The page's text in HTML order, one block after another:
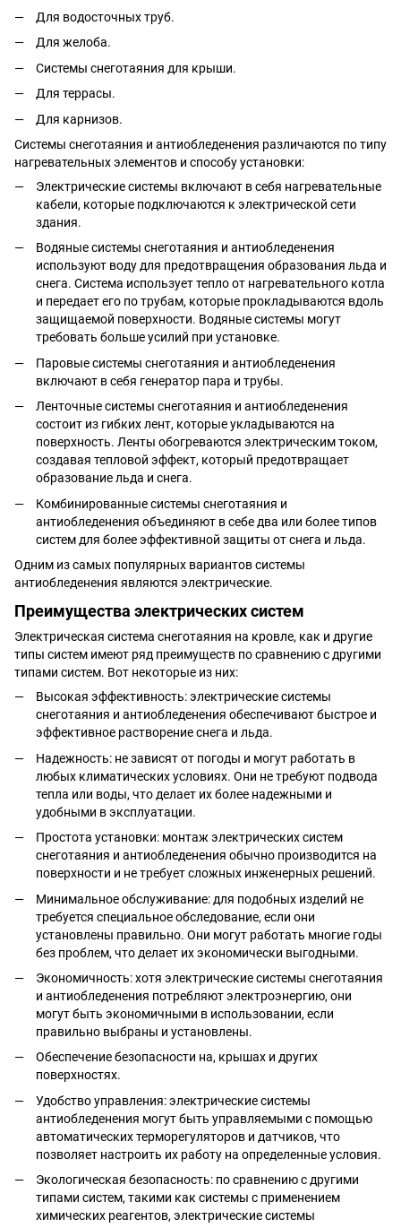
Для водосточных труб.
Для желоба.
Системы снеготаяния для крыши.
Для террасы.
Для карнизов.
Системы снеготаяния и антиобледенения различаются по типу
нагревательных элементов и способу установки:
Электрические системы включают в себя нагревательные
кабели, которые подключаются к электрической сети
здания.
Водяные системы снеготаяния и антиобледенения
используют воду для предотвращения образования льда и
снега. Система использует тепло от нагревательного котла
и передает его по трубам, которые прокладываются вдоль
защищаемой поверхности. Водяные системы могут
требовать больше усилий при установке.
Паровые системы снеготаяния и антиобледенения
включают в себя генератор пара и трубы.
Ленточные системы снеготаяния и антиобледенения
состоит из гибких лент, которые укладываются на
поверхность. Ленты обогреваются электрическим током,
создавая тепловой эффект, который предотвращает
образование льда и снега.
Комбинированные системы снеготаяния и
антиобледенения объединяют в себе два или более типов
систем для более эффективной защиты от снега и льда.
Одним из самых популярных вариантов системы
антиобледенения являются электрические.
Преимущества электрических систем
Электрическая система снеготаяния на кровле, как и другие
типы систем имеют ряд преимуществ по сравнению с другими
типами систем. Вот некоторые из них:
Высокая эффективность: электрические системы
снеготаяния и антиобледенения обеспечивают быстрое и
эффективное растворение снега и льда.
Надежность: не зависят от погоды и могут работать в
любых климатических условиях. Они не требуют подвода
тепла или воды, что делает их более надежными и
удобными в эксплуатации.
Простота установки: монтаж электрических систем
снеготаяния и антиобледенения обычно производится на
поверхности и не требует сложных инженерных решений.
Минимальное обслуживание: для подобных изделий не
требуется специальное обследование, если они
установлены правильно. Они могут работать многие годы
без проблем, что делает их экономически выгодными.
Экономичность: хотя электрические системы снеготаяния
и антиобледенения потребляют электроэнергию, они
могут быть экономичными в использовании, если
правильно выбраны и установлены.
Обеспечение безопасности на, крышах и других
поверхностях.
Удобство управления: электрические системы
антиобледенения могут быть управляемыми с помощью
автоматических терморегуляторов и датчиков, что
позволяет настроить их работу на определенные условия.
Экологическая безопасность: по сравнению с другими
типами систем, такими как системы с применением
химических реагентов, электрические системы